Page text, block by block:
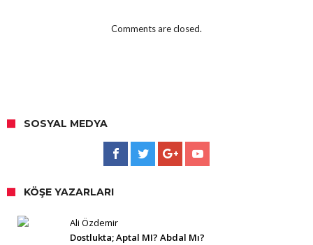
Comments are closed.
SOSYAL MEDYA
KÖŞE YAZARLARI
Ali Özdemir
Dostlukta; Aptal MI? Abdal Mı?